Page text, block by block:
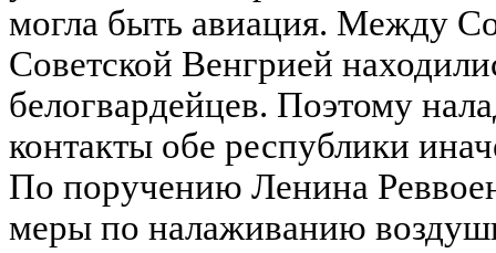
могла быть авиация. Между
Советской Венгрией
белогвардейцев. Поэтому
контакты обе республики
По поручению Ленина
меры по налаживанию